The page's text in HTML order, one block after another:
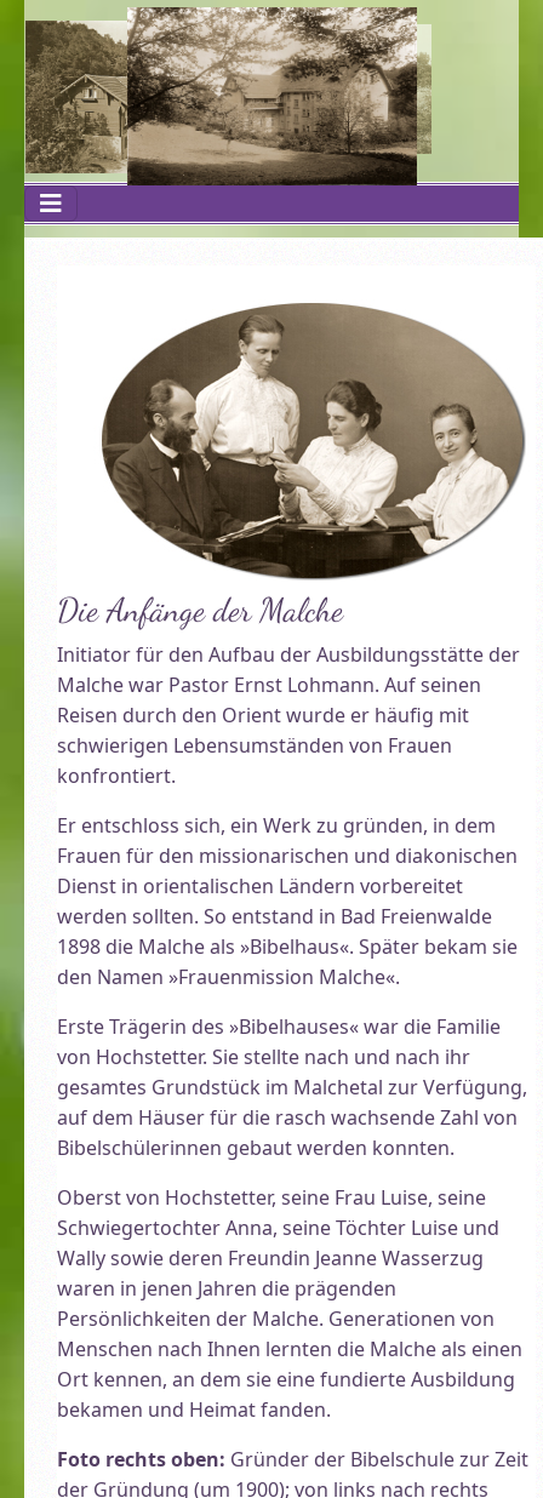
Die Anfänge der Malche
Initiator für den Aufbau der Ausbildungsstätte der
Malche war Pastor Ernst Lohmann. Auf seinen
Reisen durch den Orient wurde er häufig mit
schwierigen Lebensumständen von Frauen
konfrontiert.
Er entschloss sich, ein Werk zu gründen, in dem
Frauen für den missionarischen und diakonischen
Dienst in orientalischen Ländern vorbereitet
werden sollten. So entstand in Bad Freienwalde
1898 die Malche als »Bibelhaus«. Später bekam sie
den Namen »Frauenmission Malche«.
Erste Trägerin des »Bibelhauses« war die Familie
von Hochstetter. Sie stellte nach und nach ihr
gesamtes Grundstück im Malchetal zur Verfügung,
auf dem Häuser für die rasch wachsende Zahl von
Bibelschülerinnen gebaut werden konnten.
Oberst von Hochstetter, seine Frau Luise, seine
Schwiegertochter Anna, seine Töchter Luise und
Wally sowie deren Freundin Jeanne Wasserzug
waren in jenen Jahren die prägenden
Persönlichkeiten der Malche. Generationen von
Menschen nach Ihnen lernten die Malche als einen
Ort kennen, an dem sie eine fundierte Ausbildung
bekamen und Heimat fanden.
Foto rechts oben: Gründer der Bibelschule zur Zeit
der Gründung (um 1900); von links nach rechts